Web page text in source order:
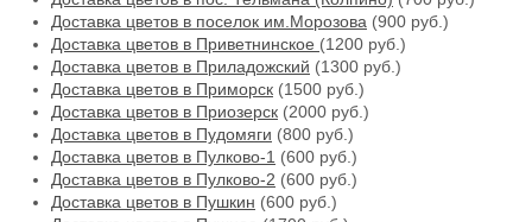
Доставка цветов в поселок им.Морозова (900 руб.)
Доставка цветов в Приветнинское (1200 руб.)
Доставка цветов в Приладожский (1300 руб.)
Доставка цветов в Приморск (1500 руб.)
Доставка цветов в Приозерск (2000 руб.)
Доставка цветов в Пудомяги (800 руб.)
Доставка цветов в Пулково-1 (600 руб.)
Доставка цветов в Пулково-2 (600 руб.)
Доставка цветов в Пушкин (600 руб.)